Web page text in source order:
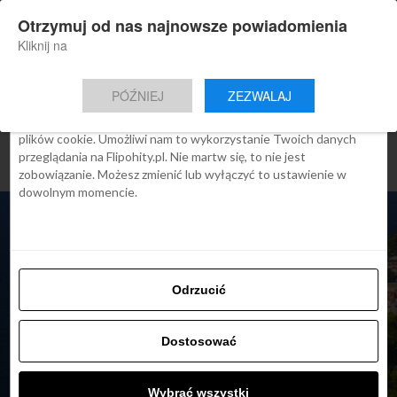
Nowa aplikacja Flipohity
Aktualne wiadomości, artykuły, TOP
Instalacja
Szalona Środa LOT:
Zgoda Szczegóły O cookies
Ta strona używa plików cookies
We Flipo robimy wszystko, aby pokazać Ci tylko te treści, które
plików cookie. Umożliwi nam to wykorzystanie Twoich danych
przeglądania na Flipohity.pl. Nie martw się, to nie jest
zobowiązanie. Możesz zmienić lub wyłączyć to ustawienie w
dowolnym momencie.
Odrzucić
Dostosować
Wybrać wszystki
Otrzymuj od nas najnowsze powiadomienia
Kliknij na
PÓŹNIEJ ZEZWALAJ